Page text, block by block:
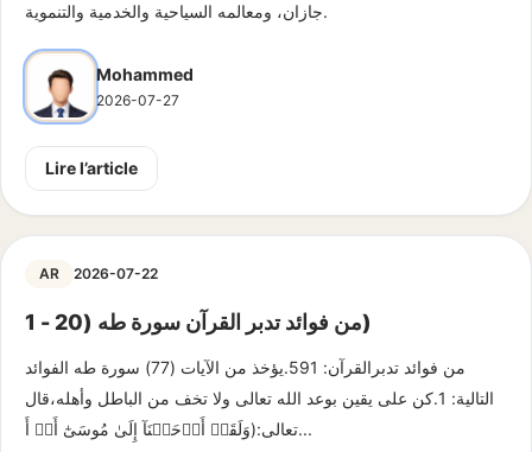
جازان، ومعالمه السياحية والخدمية والتنموية.
Mohammed
2026-07-27
Lire l’article
AR 2026-07-22
من فوائد تدبر القرآن سورة طه (20 - 1)
من فوائد تدبرالقرآن: 591.يؤخذ من الآيات (77) سورة طه الفوائد
التالية: 1.كن على يقين بوعد الله تعالى ولا تخف من الباطل وأهله،قال
تعالى:(وَلَقَدۡ أَوۡحَيۡنَآ إِلَىٰ مُوسَىٰٓ أَنۡ أَ...